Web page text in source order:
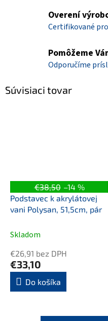
Overení
Certifikované
Pomôžeme
Odporučíme
Súvisiaci tovar
€38,50 –14 %
Podstavec k akrylátovej
vani Polysan, 51,5cm, pár
Skladom
€26,91 bez DPH
€33,10
Do košíka